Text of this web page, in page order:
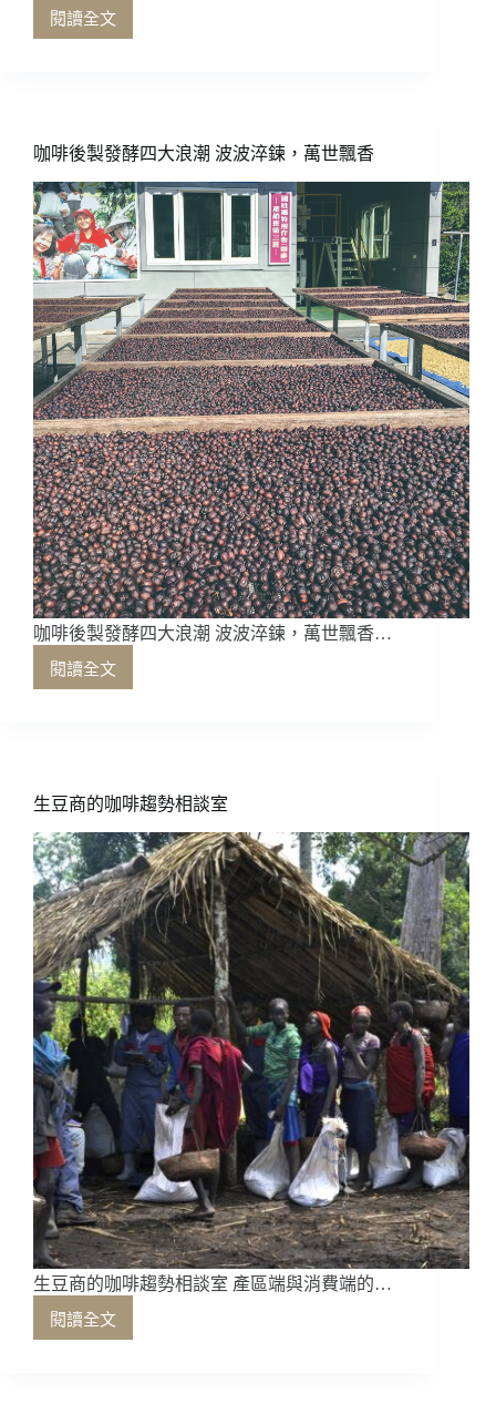
閱讀全文
後
帶
來
的
風
味
萬
象
Tri-
Up
Coffee
的
產
地
觀
察
咖啡後製發酵四大浪潮 波波淬鍊，萬世飄香
咖啡後製發酵四大浪潮 波波淬鍊，萬世飄香…
閱讀全文
咖
酵
四
大
浪
潮
波
波
淬
鍊，
萬
世
飄
生豆商的咖啡趨勢相談室
生豆商的咖啡趨勢相談室 產區端與消費端的…
閱讀全文
生